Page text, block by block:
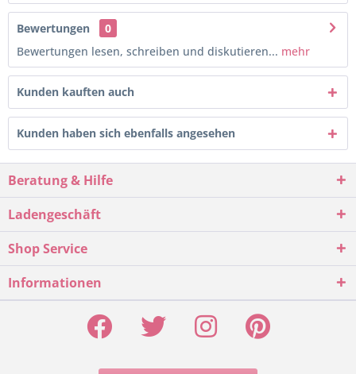
Bewertungen
0
Bewertungen lesen, schreiben und diskutieren... mehr
Kunden kauften auch
Kunden haben sich ebenfalls angesehen
Beratung & Hilfe
Ladengeschäft
Shop Service
Informationen